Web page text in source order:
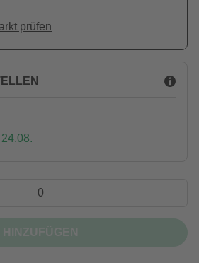
prüfen